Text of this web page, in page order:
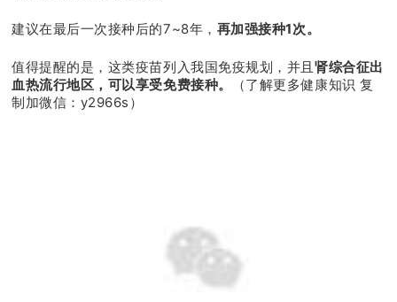
建议在最后一次接种后的7~8年， 再加强接种1次。
值得提醒的是，这类疫苗列入我国免疫规划，并且 肾综合征出
血热流行地区，可以享受免费接种。
（了解更多健康知识 复
制加微信：y2966s）